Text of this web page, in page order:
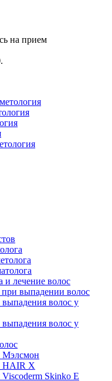
и лечение волос
выпадении волос
выпадения волос у
выпадения волос у
Мэлсмон
HAIR X
Skinko E